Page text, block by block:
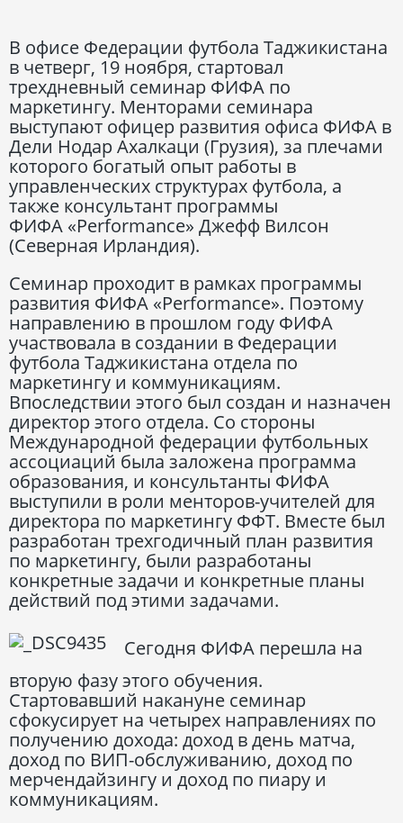
В офисе Федерации футбола Таджикистана
в четверг, 19 ноября, стартовал
трехдневный семинар ФИФА по
маркетингу. Менторами семинара
выступают офицер развития офиса ФИФА в
Дели Нодар Ахалкаци (Грузия), за плечами
которого богатый опыт работы в
управленческих структурах футбола, а
также консультант программы
ФИФА «Performance» Джефф Вилсон
(Северная Ирландия).
Семинар проходит в рамках программы
развития ФИФА «Performance». Поэтому
направлению в прошлом году ФИФА
участвовала в создании в Федерации
футбола Таджикистана отдела по
маркетингу и коммуникациям.
Впоследствии этого был создан и назначен
директор этого отдела. Со стороны
Международной федерации футбольных
ассоциаций была заложена программа
образования, и консультанты ФИФА
выступили в роли менторов-учителей для
директора по маркетингу ФФТ. Вместе был
разработан трехгодичный план развития
по маркетингу, были разработаны
конкретные задачи и конкретные планы
действий под этими задачами.
Сегодня ФИФА перешла на
вторую фазу этого обучения.
Стартовавший накануне семинар
сфокусирует на четырех направлениях по
получению дохода: доход в день матча,
доход по ВИП-обслуживанию, доход по
мерчендайзингу и доход по пиару и
коммуникациям.